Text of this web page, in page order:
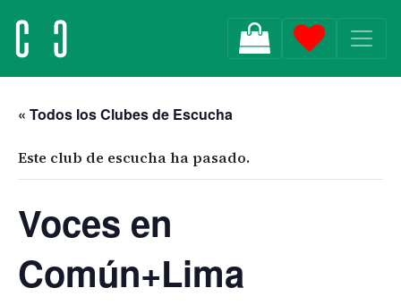
MAIN NAVIGATION
« Todos los Clubes de Escucha
Este club de escucha ha pasado.
Voces en
Común+Lima